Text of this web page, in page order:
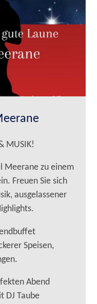
MUSIK!
Meerane zu einem
Freuen Sie sich
ausgelassener
Speisen,
Abend
DJ Taube